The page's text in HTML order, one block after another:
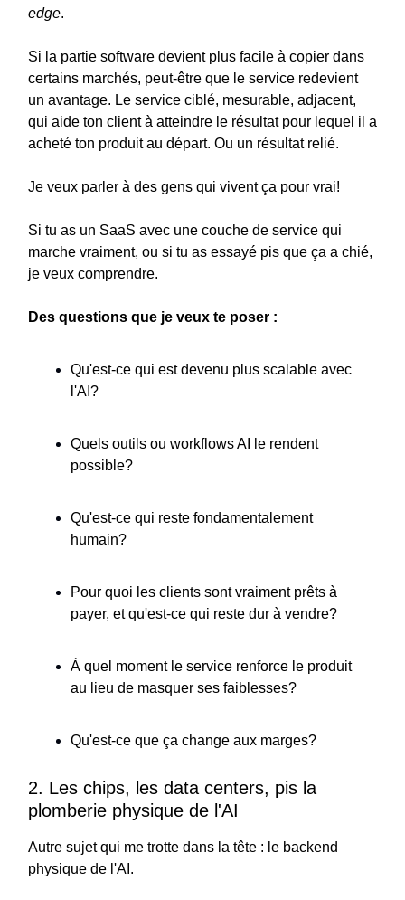
edge.
Si la partie software devient plus facile à copier dans
certains marchés, peut-être que le service redevient
un avantage. Le service ciblé, mesurable, adjacent,
qui aide ton client à atteindre le résultat pour lequel il a
acheté ton produit au départ. Ou un résultat relié.
Je veux parler à des gens qui vivent ça pour vrai!
Si tu as un SaaS avec une couche de service qui
marche vraiment, ou si tu as essayé pis que ça a chié,
je veux comprendre.
Des questions que je veux te poser :
Qu'est-ce qui est devenu plus scalable avec
l'AI?
Quels outils ou workflows AI le rendent
possible?
Qu'est-ce qui reste fondamentalement
humain?
Pour quoi les clients sont vraiment prêts à
payer, et qu'est-ce qui reste dur à vendre?
À quel moment le service renforce le produit
au lieu de masquer ses faiblesses?
Qu'est-ce que ça change aux marges?
2. Les chips, les data centers, pis la
plomberie physique de l'AI
Autre sujet qui me trotte dans la tête : le backend
physique de l'AI.